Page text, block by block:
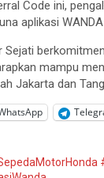
Code ini,
aplikasi
Sejati
mampu
Jakarta dan